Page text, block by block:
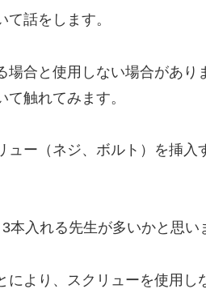
て話をします。
場合と使用しない場合があり
て触れてみます。
ー（ネジ、ボルト）を挿入
入れる先生が多いかと思い
により、スクリューを使用し